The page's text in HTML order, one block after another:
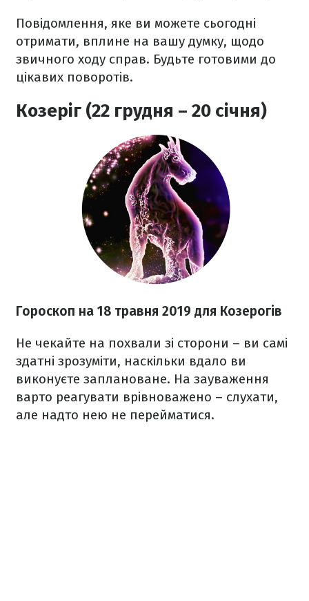
Повідомлення, яке ви можете сьогодні
отримати, вплине на вашу думку, щодо
звичного ходу справ. Будьте готовими до
цікавих поворотів.
Козеріг (22 грудня – 20 січня)
Гороскоп на 18 травня 2019 для Козерогів
Не чекайте на похвали зі сторони – ви самі
здатні зрозуміти, наскільки вдало ви
виконуєте заплановане. На зауваження
варто реагувати врівноважено – слухати,
але надто нею не перейматися.